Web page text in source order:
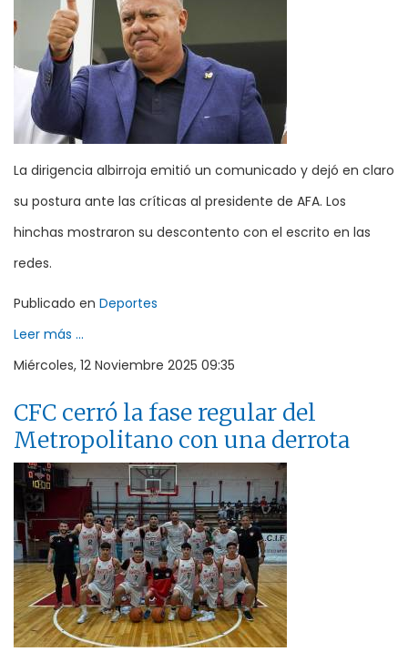
La dirigencia albirroja emitió un comunicado y dejó en claro
su postura ante las críticas al presidente de AFA. Los
hinchas mostraron su descontento con el escrito en las
redes.
Publicado en Deportes
Leer más ...
Miércoles, 12 Noviembre 2025 09:35
CFC cerró la fase regular del
Metropolitano con una derrota